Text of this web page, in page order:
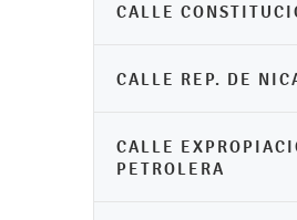
CALLE
CALLE REP. DE
CALLE
PETROLERA